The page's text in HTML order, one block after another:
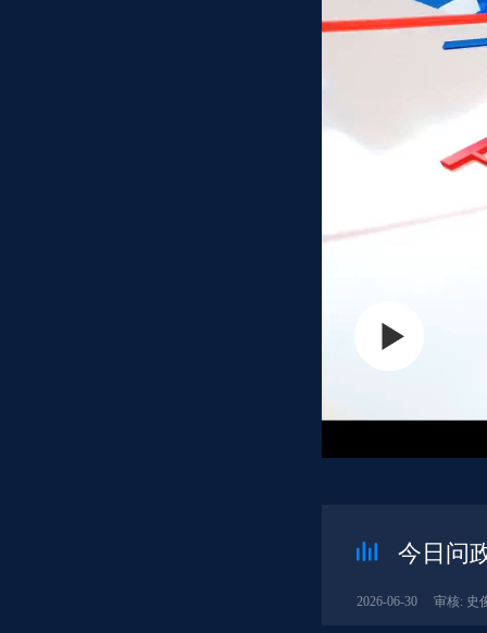
今日问
2026-06-30 审核: 史